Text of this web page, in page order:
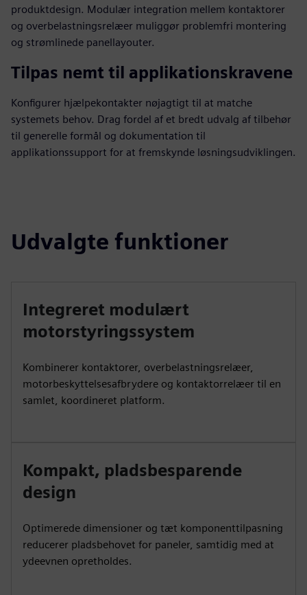
produktdesign. Modulær integration mellem kontaktorer
og overbelastningsrelæer muliggør problemfri montering
og strømlinede panellayouter.
Tilpas nemt til applikationskravene
Konfigurer hjælpekontakter nøjagtigt til at matche
systemets behov. Drag fordel af et bredt udvalg af tilbehør
til generelle formål og dokumentation til
applikationssupport for at fremskynde løsningsudviklingen.
Udvalgte funktioner
Integreret modulært
motorstyringssystem
Kombinerer kontaktorer, overbelastningsrelæer,
motorbeskyttelsesafbrydere og kontaktorrelæer til en
samlet, koordineret platform.
Kompakt, pladsbesparende
design
Optimerede dimensioner og tæt komponenttilpasning
reducerer pladsbehovet for paneler, samtidig med at
ydeevnen opretholdes.